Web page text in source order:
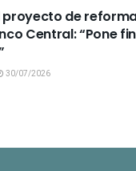
proyecto de
Central: “Pone
30/07/2026